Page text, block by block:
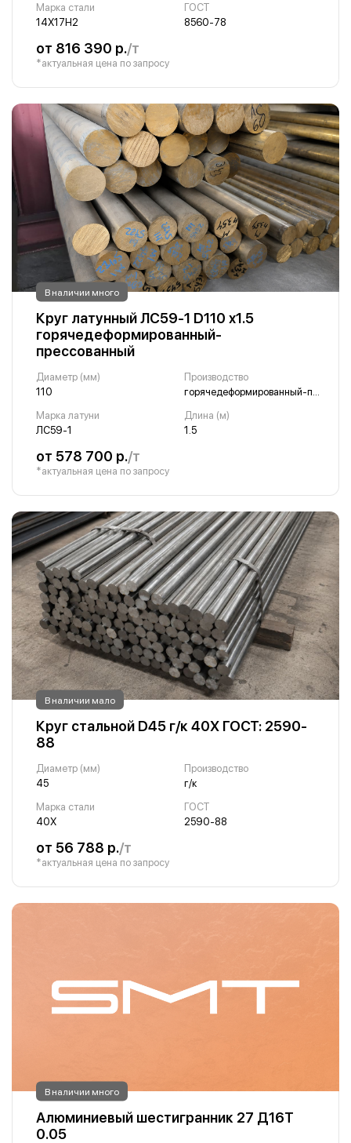
Марка стали
14Х17Н2
ГОСТ
8560-78
от 816 390 р./т
*актуальная цена по запросу
В наличии много
Круг латунный ЛС59-1 D110 х1.5
горячедеформированный-
прессованный
Диаметр (мм)
110
Производство
горячедеформированный-прессованный
Марка латуни
ЛС59-1
Длина (м)
1.5
от 578 700 р./т
*актуальная цена по запросу
В наличии мало
Круг стальной D45 г/к 40Х ГОСТ: 2590-
88
Диаметр (мм)
45
Производство
г/к
Марка стали
40Х
ГОСТ
2590-88
от 56 788 р./т
*актуальная цена по запросу
В наличии много
Алюминиевый шестигранник 27 Д16Т
0.05